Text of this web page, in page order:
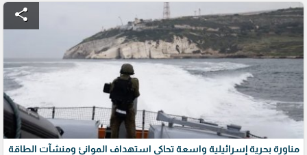
share
مناورة بحرية إسرائيلية واسعة تحاكي استهداف الموانئ ومنشآت الطاقة